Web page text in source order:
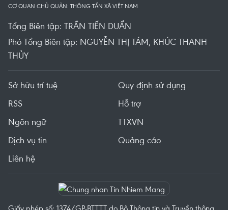
CƠ QUAN CHỦ QUẢN: THÔNG TẤN XÃ VIỆT NAM
Tổng Biên tập: TRẦN TIẾN DUẨN
Phó Tổng Biên tập: NGUYỄN THỊ TÁM, KHÚC THANH
THỦY
Sở hữu trí tuệ
Quy định sử dụng
RSS
Hỗ trợ
Ngôn ngữ
TTXVN
Dịch vụ tin
Quảng cáo
Liên hệ